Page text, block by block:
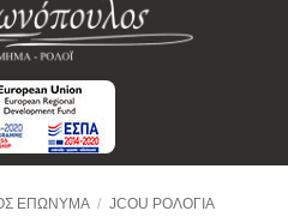
ΕΠΏΝΥΜΑ / JCOU ΡΟΛΌΓΙΑ